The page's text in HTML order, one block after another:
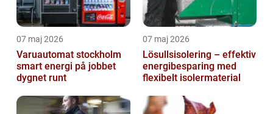
07 maj 2026
Varuautomat stockholm
smart energi på jobbet
dygnet runt
07 maj 2026
Lösullsisolering – effektiv
energibesparing med
flexibelt isolermaterial